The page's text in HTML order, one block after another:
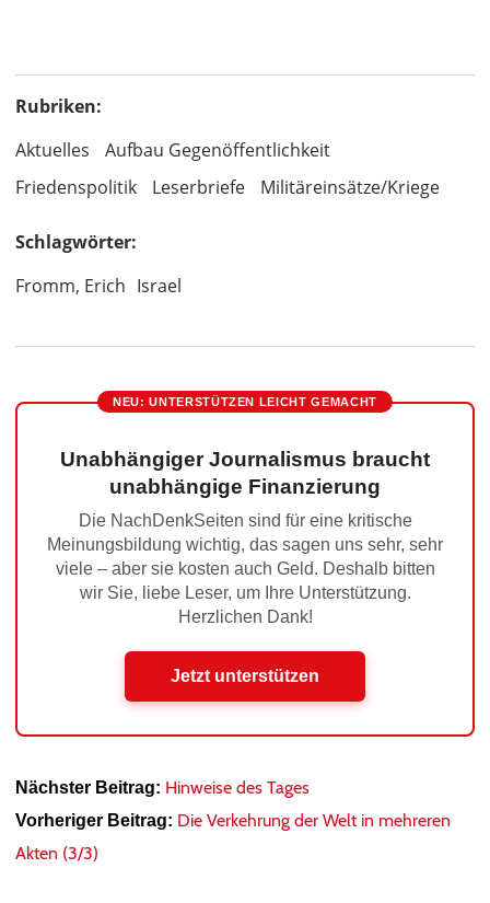
Rubriken:
Aktuelles
Aufbau Gegenöffentlichkeit
Friedenspolitik
Leserbriefe Militäreinsätze/Kriege
Schlagwörter:
Fromm, Erich Israel
NEU: UNTERSTÜTZEN LEICHT GEMACHT
Unabhängiger Journalismus braucht
unabhängige Finanzierung
Die NachDenkSeiten sind für eine kritische
Meinungsbildung wichtig, das sagen uns sehr, sehr
viele – aber sie kosten auch Geld. Deshalb bitten
wir Sie, liebe Leser, um Ihre Unterstützung.
Herzlichen Dank!
Jetzt unterstützen
Nächster Beitrag: Hinweise des Tages
Vorheriger Beitrag: Die Verkehrung der Welt in mehreren
Akten (3/3)